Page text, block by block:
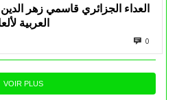
العداء الجزائري قاسمي زهر
العربية
0
VOIR PLUS